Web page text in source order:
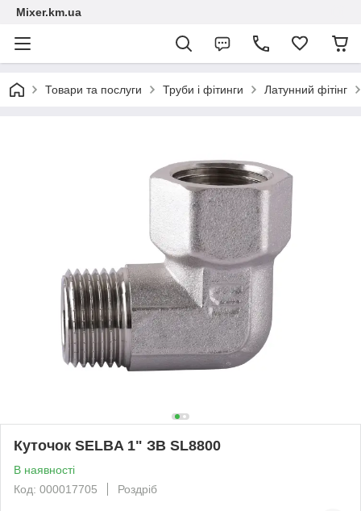
Mixer.km.ua
Товари та послуги Труби і фітинги Латунний фітінг
Куточок SELBA 1" ЗВ SL8800
В наявності
Код: 000017705
Роздріб